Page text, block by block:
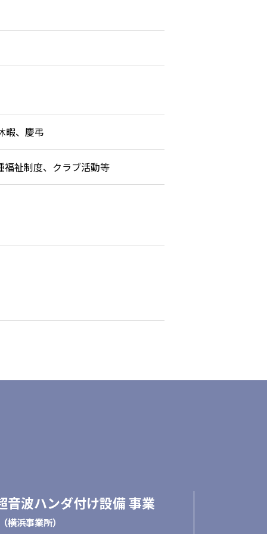
暇、慶弔
祉制度、クラブ活動等
音波ハンダ付け設備 事業
（横浜事業所）